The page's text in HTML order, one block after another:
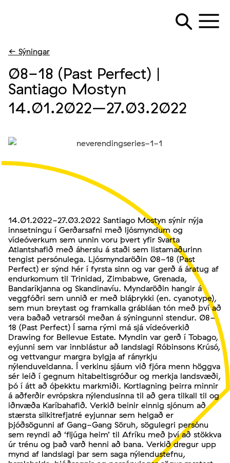
← Sýningar
08-18 (Past Perfect) |
Santiago Mostyn
14.01.2022–27.03.2022
14.01.2022-27.03.2022 Santiago Mostyn sýnir nýja
innsetningu í Gerðarsafni með ljósmyndum og
vídeóverkum sem unnin voru þvert yfir Svarta
Atlantshafið með áherslu á staði sem listamaðurinn
tengist persónulega. Ljósmyndaröðin 08-18 (Past
Perfect) er sýnd hér í fyrsta sinn og var gerð á áratug af
endurkomum til Trinidad, Zimbabwe, Grenada,
Bandaríkjanna og Skandinavíu. Myndaröðin hangir á
veggfóðri sem unnið er með bláþrykki (en. cyanotype),
sem mun breytast og framkalla grábláan tón með því að
vera baðað vetrarsól meðan á sýningunni stendur. 08-
18 (Past Perfect) Í sama rými má sjá vídeóverkið
Drawing for Bellevue Estate. Myndin var gerð í Tobago,
eyjunni sem var innblástur að landslagi Róbinsons Krúsó,
og vettvangur margra bylgja af rányrkju
nýlenduveldanna. Í verkinu sjáum við fjóra menn höggva
sér leið í gegnum hitabeltisgróður og merkja landsvæði,
þó í átt að óþekktu markmiði. Kortlagning þeirra minnir
á aðferðir evrópskra nýlendusinna til að gera tilkall til og
iðnvæða Karíbahafið. Verkið beinir einnig sjónum að
stærsta silkitrefjatré eyjunnar sem helgað er
þjóðsögunni af Gang-Gang Söruh, sögulegri persónu
sem reyndi að ‘fljúga heim’ til Afríku með því að stökkva
úr trénu og það varð henni að bana. Verkið dregur upp
mynd af landslagi þar sem saga nýlendustefnu,